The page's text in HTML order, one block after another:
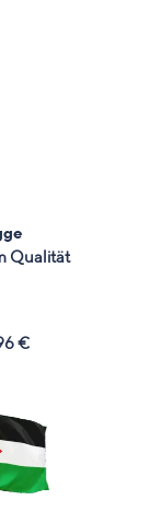
Qualität
€